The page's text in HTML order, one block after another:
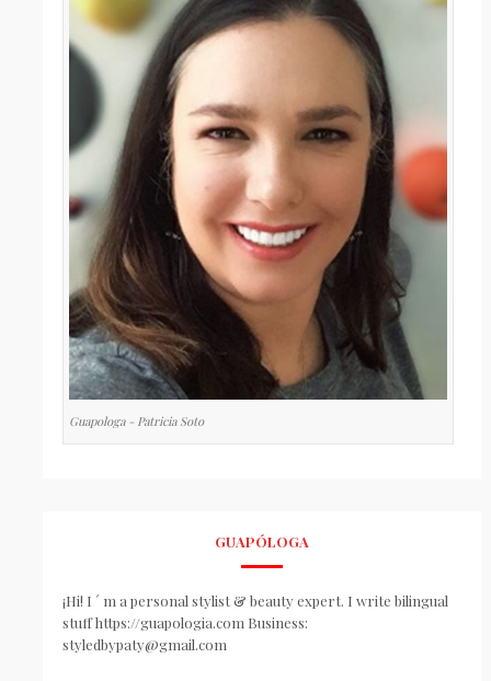
Guapologa - Patricia Soto
GUAPÓLOGA
¡Hi! I ´ m a personal stylist & beauty expert. I write bilingual
stuff https://guapologia.com Business:
styledbypaty@gmail.com